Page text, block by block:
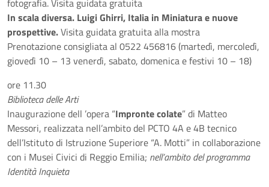
fotografia. Visita guidata gratuita
In scala diversa. Luigi Ghirri, Italia in Miniatura e nuove
prospettive.Visita guidata gratuita alla mostra
Prenotazione consigliata al 0522 456816 (martedì, mercoledì,
giovedì 10 – 13 venerdì, sabato, domenica e festivi 10 – 18)
ore 11.30
Biblioteca delle Arti
Inaugurazione dell ’opera “Impronte colate” di Matteo
Messori, realizzata nell’ambito del PCTO 4A e 4B tecnico
dell’Istituto di Istruzione Superiore “A. Motti” in collaborazione
con i Musei Civici di Reggio Emilia; nell’ambito del programma
Identità Inquieta